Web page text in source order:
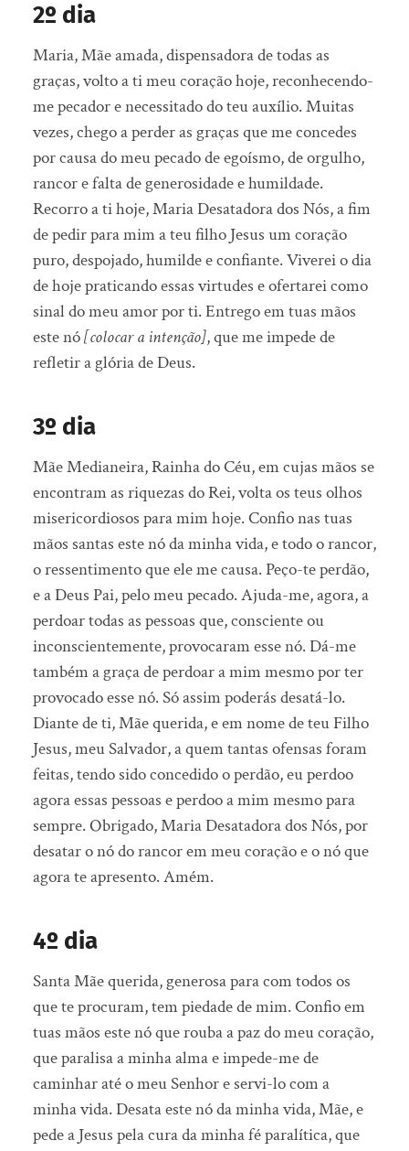
2º dia
Maria, Mãe amada, dispensadora de todas as
graças, volto a ti meu coração hoje, reconhecendo-
me pecador e necessitado do teu auxílio. Muitas
vezes, chego a perder as graças que me concedes
por causa do meu pecado de egoísmo, de orgulho,
rancor e falta de generosidade e humildade.
Recorro a ti hoje, Maria Desatadora dos Nós, a fim
de pedir para mim a teu filho Jesus um coração
puro, despojado, humilde e confiante. Viverei o dia
de hoje praticando essas virtudes e ofertarei como
sinal do meu amor por ti. Entrego em tuas mãos
este nó[colocar a intenção], que me impede de
refletir a glória de Deus.
3º dia
Mãe Medianeira, Rainha do Céu, em cujas mãos se
encontram as riquezas do Rei, volta os teus olhos
misericordiosos para mim hoje. Confio nas tuas
mãos santas este nó da minha vida, e todo o rancor,
o ressentimento que ele me causa. Peço-te perdão,
e a Deus Pai, pelo meu pecado. Ajuda-me, agora, a
perdoar todas as pessoas que, consciente ou
inconscientemente, provocaram esse nó. Dá-me
também a graça de perdoar a mim mesmo por ter
provocado esse nó. Só assim poderás desatá-lo.
Diante de ti, Mãe querida, e em nome de teu Filho
Jesus, meu Salvador, a quem tantas ofensas foram
feitas, tendo sido concedido o perdão, eu perdoo
agora essas pessoas e perdoo a mim mesmo para
sempre. Obrigado, Maria Desatadora dos Nós, por
desatar o nó do rancor em meu coração e o nó que
agora te apresento. Amém.
4º dia
Santa Mãe querida, generosa para com todos os
que te procuram, tem piedade de mim. Confio em
tuas mãos este nó que rouba a paz do meu coração,
que paralisa a minha alma e impede-me de
caminhar até o meu Senhor e servi-lo com a
minha vida. Desata este nó da minha vida, Mãe, e
pede a Jesus pela cura da minha fé paralítica, que